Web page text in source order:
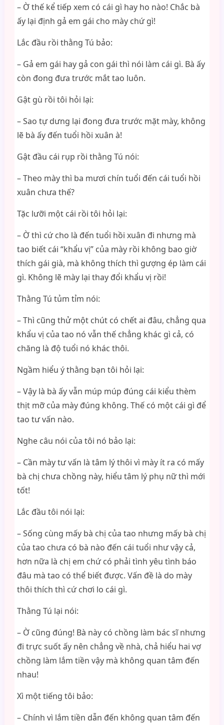
– Ờ thế kể tiếp xem có cái gì hay ho nào! Chắc bà
ấy lại định gả em gái cho mày chứ gì!
Lắc đầu rồi thằng Tú bảo:
– Gả em gái hay gả con gái thì nói làm cái gì. Bà ấy
còn đong đưa trước mắt tao luôn.
Gật gù rồi tôi hỏi lại:
– Sao tự dưng lại đong đưa trước mặt mày, không
lẽ bà ấy đến tuổi hồi xuân à!
Gật đầu cái rụp rồi thằng Tú nói:
– Theo mày thì ba mươi chín tuổi đến cái tuổi hồi
xuân chưa thế?
Tặc lưỡi một cái rồi tôi hỏi lại:
– Ờ thì cứ cho là đến tuổi hồi xuân đi nhưng mà
tao biết cái “khẩu vị” của mày rồi không bao giờ
thích gái già, mà không thích thì gượng ép làm cái
gì. Không lẽ mày lại thay đổi khẩu vị rồi!
Thằng Tú tủm tỉm nói:
– Thì cũng thử một chút có chết ai đâu, chẳng qua
khẩu vị của tao nó vẫn thế chẳng khác gì cả, có
chăng là độ tuổi nó khác thôi.
Ngầm hiểu ý thằng bạn tôi hỏi lại:
– Vậy là bà ấy vẫn múp múp đúng cái kiểu thèm
thịt mỡ của mày đúng không. Thế có một cái gì để
tao tư vấn nào.
Nghe câu nói của tôi nó bảo lại:
– Cần mày tư vấn là tâm lý thôi vì mày ít ra có mấy
bà chị chưa chồng này, hiểu tâm lý phụ nữ thì mới
tốt!
Lắc đầu tôi nói lại:
– Sống cùng mấy bà chị của tao nhưng mấy bà chị
của tao chưa có bà nào đến cái tuổi như vậy cả,
hơn nữa là chị em chứ có phải tình yêu tình báo
đâu mà tao có thể biết được. Vấn đề là do mày
thôi thích thì cứ chơi lo cái gì.
Thằng Tú lại nói:
– Ờ cũng đúng! Bà này có chồng làm bác sĩ nhưng
đi trực suốt ấy nên chẳng về nhà, chả hiểu hai vợ
chồng làm lắm tiền vậy mà không quan tâm đến
nhau!
Xì một tiếng tôi bảo:
– Chính vì lắm tiền dẫn đến không quan tâm đến